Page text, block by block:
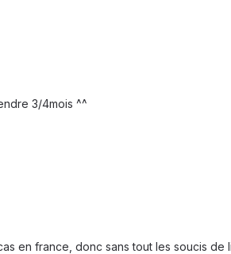
3/4mois ^^
en france, donc sans tout les soucis de